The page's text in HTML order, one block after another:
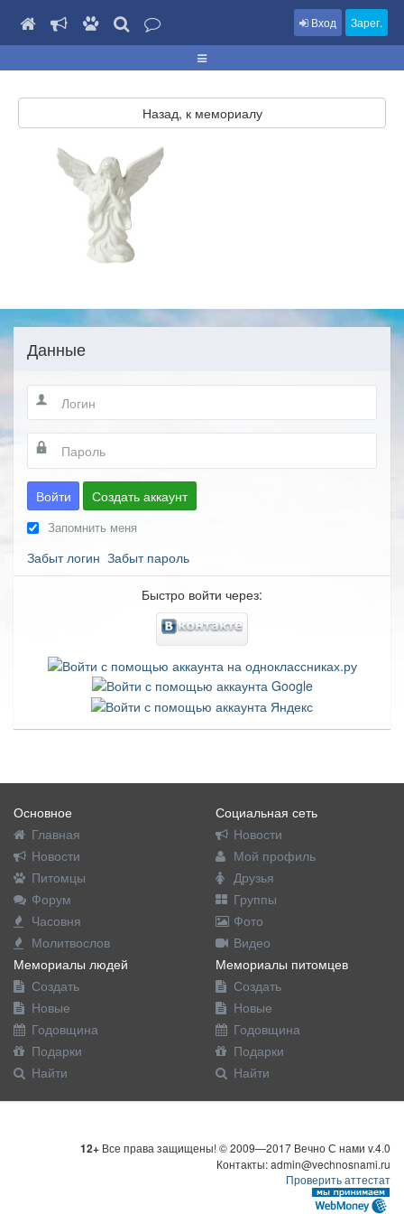
Вход Зарег.
Назад, к мемориалу
Данные
Войти Создать аккаунт
Запомнить меня
Забыт логин Забыт пароль
Быстро войти через:
Основное
Главная
Новости
Питомцы
Форум
Часовня
Молитвослов
Социальная сеть
Новости
Мой профиль
Друзья
Группы
Фото
Видео
Мемориалы людей
Создать
Новые
Годовщина
Подарки
Найти
Мемориалы питомцев
Создать
Новые
Годовщина
Подарки
Найти
12+ Все права защищены! © 2009—2017 Вечно С нами v.4.0
Контакты: admin@vechnosnami.ru
Проверить аттестат